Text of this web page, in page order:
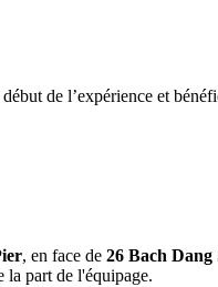
de l’expérience et
, en face de 26 Bach Dang
la part de l'équipage.